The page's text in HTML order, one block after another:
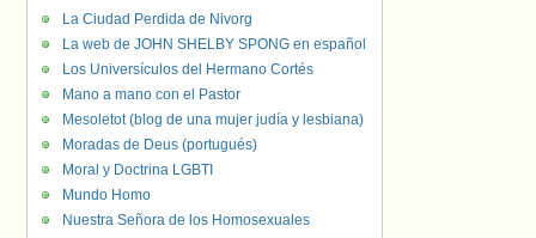
La Ciudad Perdida de Nivorg
La web de JOHN SHELBY SPONG en español
Los Universículos del Hermano Cortés
Mano a mano con el Pastor
Mesoletot (blog de una mujer judía y lesbiana)
Moradas de Deus (portugués)
Moral y Doctrina LGBTI
Mundo Homo
Nuestra Señora de los Homosexuales